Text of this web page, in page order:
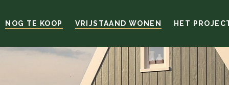
NOG TE KOOP VRIJSTAAND WONEN HET